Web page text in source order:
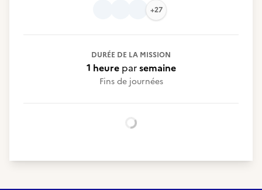
+27
DURÉE DE LA MISSION
1 heureparsemaine
Fins de journées
Chargement...